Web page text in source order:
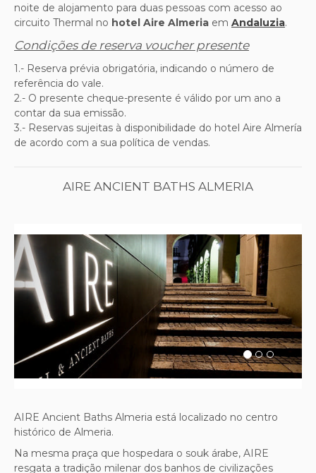
noite de alojamento para duas pessoas com acesso ao
circuito Thermal no hotel Aire Almeria em Andaluzia.
Condições de reserva voucher presente
1.- Reserva prévia obrigatória, indicando o número de
referência do vale.
2.- O presente cheque-presente é válido por um ano a
contar da sua emissão.
3.- Reservas sujeitas à disponibilidade do hotel Aire Almería
de acordo com a sua política de vendas.
AIRE ANCIENT BATHS ALMERIA
Previous Next
AIRE Ancient Baths Almeria está localizado no centro
histórico de Almeria.
Na mesma praça que hospedara o souk árabe, AIRE
resgata a tradição milenar dos banhos de civilizações